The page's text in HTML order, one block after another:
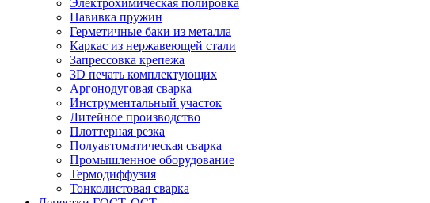
Электрохимическая полировка
Навивка пружин
Герметичные баки из металла
Каркас из нержавеющей стали
Запрессовка крепежа
3D печать комплектующих
Аргонодуговая сварка
Инструментальный участок
Литейное производство
Плоттерная резка
Полуавтоматическая сварка
Промышленное оборудование
Термодиффузия
Тонколистовая сварка